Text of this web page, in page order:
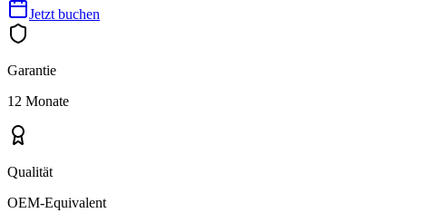
Jetzt buchen
Garantie
12 Monate
Qualität
OEM-Equivalent